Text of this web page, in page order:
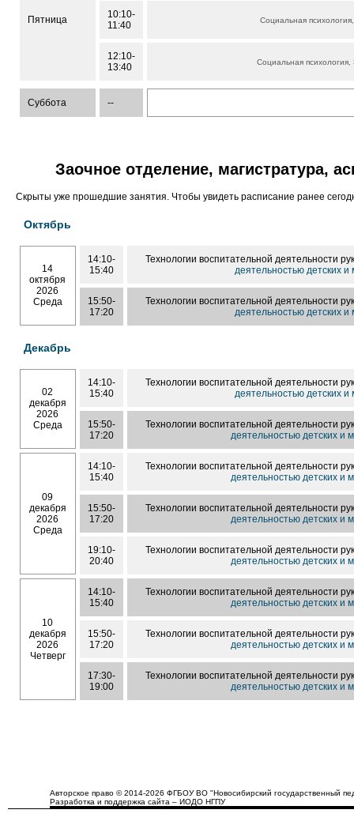
Пятница
10:10-
11:40
Социальная
12:10-
13:40
Социальная психология,
Суббота --
Заочное отделение, магистратура,
Скрыты уже прошедшие занятия. Чтобы увидеть расписание ранее
Октябрь
14
октября
2026
Среда
14:10-
15:40
Технологии воспитательной деятельности
деятельностью детских
15:50-
17:20
Технологии воспитательной деятельности
деятельностью детских
Декабрь
02
декабря
2026
Среда
14:10-
15:40
Технологии воспитательной деятельности
деятельностью детских
15:50-
17:20
Технологии воспитательной деятельности
деятельностью детских и
09
декабря
2026
Среда
14:10-
15:40
Технологии воспитательной деятельности
деятельностью детских и
15:50-
17:20
Технологии воспитательной деятельности
деятельностью детских и
19:10-
20:40
Технологии воспитательной деятельности
деятельностью детских и
10
декабря
2026
Четверг
14:10-
15:40
Технологии воспитательной деятельности
деятельностью детских и
15:50-
17:20
Технологии воспитательной деятельности
деятельностью детских и
17:30-
19:00
Технологии воспитательной деятельности
деятельностью детских и
Авторское право © 2014-2026 ФГБОУ ВО "Новосибирский государственный
Разработка и поддержка сайта – ИОДО НГПУ